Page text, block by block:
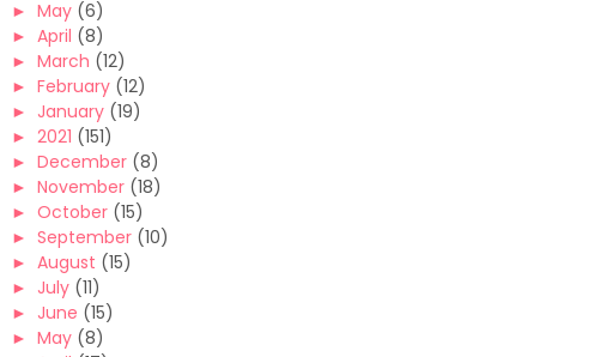
► May (6)
► April (8)
► March (12)
► February (12)
► January (19)
► 2021 (151)
► December (8)
► November (18)
► October (15)
► September (10)
► August (15)
► July (11)
► June (15)
► May (8)